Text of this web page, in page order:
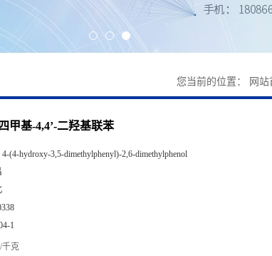
您当前的位置： 网站
四甲基-4,4’-二羟基联苯
4-(4-hydroxy-3,5-dimethylphenyl)-2,6-dimethylphenol
1
千克